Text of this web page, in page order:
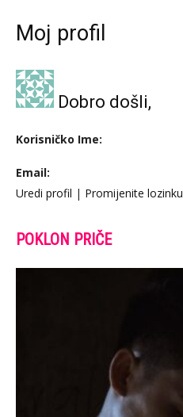
Moj profil
Dobro došli,
Korisničko Ime:
Email:
Uredi profil | Promijenite lozinku
POKLON PRIČE